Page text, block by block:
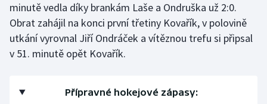
Volejbal
Ostatní
minutě vedla díky brankám Laše a Ondruška už 2:0.
Obrat zahájil na konci první třetiny Kovařík, v polovině
utkání vyrovnal Jiří Ondráček a vítěznou trefu si připsal
v 51. minutě opět Kovařík.
Přípravné hokejové zápasy: